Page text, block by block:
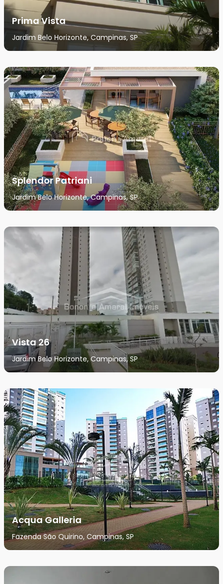
Prima Vista
Jardim Belo Horizonte, Campinas, SP
Splendor Patriani
Jardim Belo Horizonte, Campinas, SP
Vista 26
Jardim Belo Horizonte, Campinas, SP
Acqua Galleria
Fazenda São Quirino, Campinas, SP